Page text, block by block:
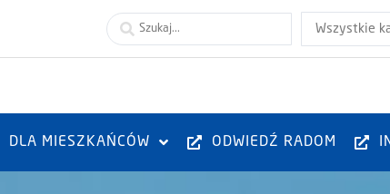
Wszystkie
DLA MIESZKAŃCÓW ODWIEDŹ RADOM